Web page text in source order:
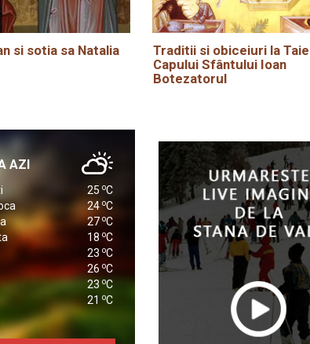
si sotia sa Natalia
Traditii si obiceiuri la
Capului Sfântului Ioan
Botezatorul
AZI
25 oC
24 oC
27oC
18 oC
23 oC
26 oC
23 oC
21 oC